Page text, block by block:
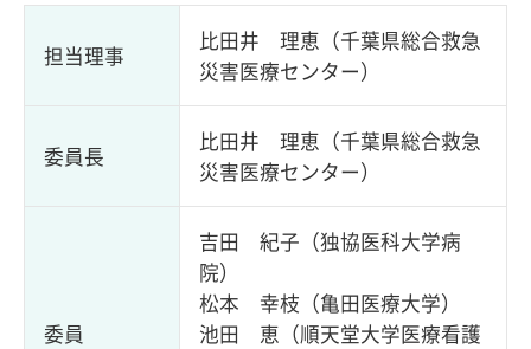
担当理事
比田井 理恵（千葉県総合救急
災害医療センター）
委員長
比田井 理恵（千葉県総合救急
災害医療センター）
委員
吉田 紀子（独協医科大学病
院）
松本 幸枝（亀田医療大学）
池田 恵（順天堂大学医療看護